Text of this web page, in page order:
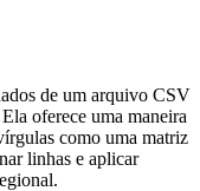
de um arquivo CSV
oferece uma maneira
como uma matriz
linhas e aplicar